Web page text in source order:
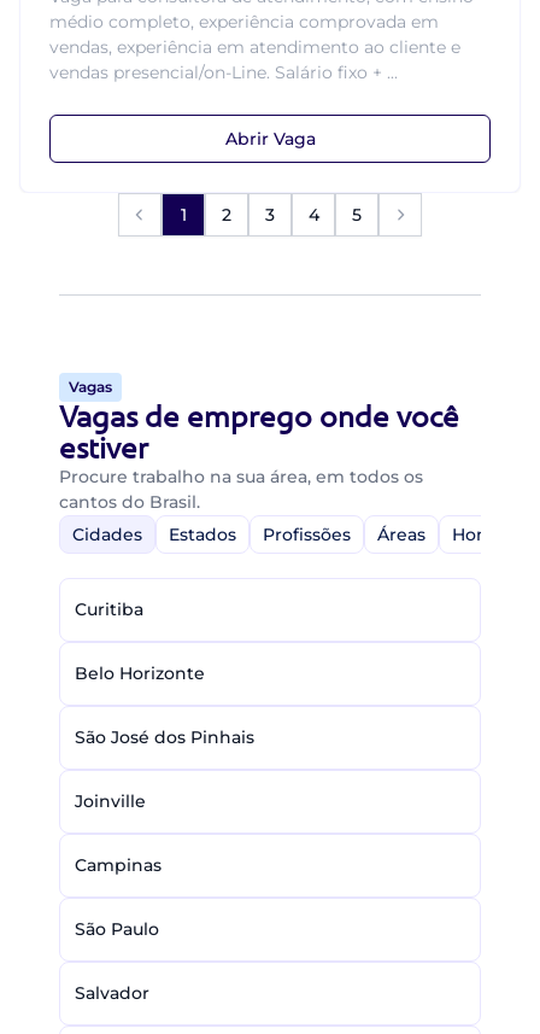
médio completo, experiência comprovada em
vendas, experiência em atendimento ao cliente e
vendas presencial/on-Line. Salário fixo + ...
Abrir Vaga
1 2 3 4 5
Vagas
Vagas de emprego onde você
estiver
Procure trabalho na sua área, em todos os
cantos do Brasil.
Cidades
Estados Profissões Áreas Home-
Curitiba
Belo Horizonte
São José dos Pinhais
Joinville
Campinas
São Paulo
Salvador